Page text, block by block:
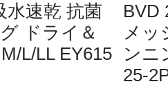
水速乾 抗菌
ドライ＆
L/LL EY615
BVD
メッ
ンニ
25-